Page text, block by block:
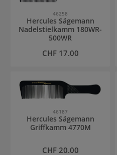
46258
Hercules Sägemann
Nadelstielkamm 180WR-
500WR
Regulärer Preis:
CHF 17.00
46187
Hercules Sägemann
Griffkamm 4770M
Regulärer Preis:
CHF 20.00